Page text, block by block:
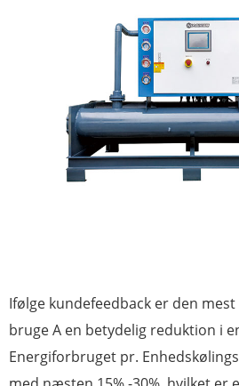
Ifølge kundefeedback er den
bruge A en betydelig reduktion i
Energiforbruget pr.